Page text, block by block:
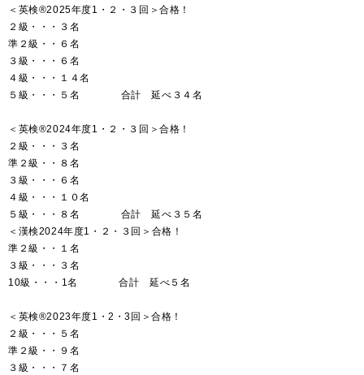
＜英検®2025年度1・２・３回＞合格！
２級・・・３名
準２級・・６名
３級・・・６名
４級・・・１４名
５級・・・５名 合計 延べ３４名
＜英検®2024年度1・２・３回＞合格！
２級・・・３名
準２級・・８名
３級・・・６名
４級・・・１０名
５級・・・８名 合計 延べ３５名
＜漢検2024年度1・２・３回＞合格！
準２級・・１名
３級・・・３名
10級・・・1名 合計 延べ５名
＜英検®2023年度1・2・3回＞合格！
２級・・・５名
準２級・・９名
３級・・・７名